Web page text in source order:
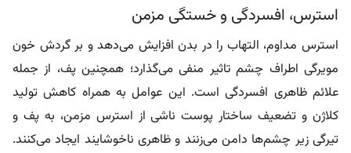
استرس، افسردگی و خستگی مزمن
استرس مداوم، التهاب را در بدن افزایش می‌دهد و بر گردش خون
مویرگی اطراف چشم تاثیر منفی می‌گذارد؛ همچنین پف، از جمله
علائم ظاهری افسردگی است. این عوامل به همراه کاهش تولید
کلاژن و تضعیف ساختار پوست ناشی از استرس مزمن، به پف‌ و
تیرگی زیر چشم‌ها دامن می‌زنند و ظاهری ناخوشایند ایجاد می‌کنند.